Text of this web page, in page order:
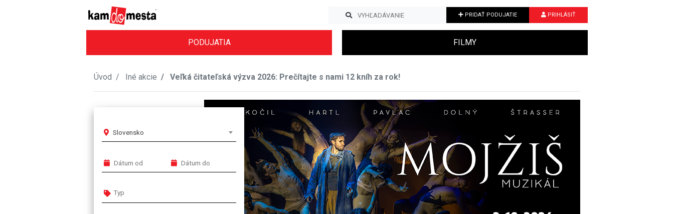
PRIDAŤ PODUJATIE PRIHLÁSIŤ
PODUJATIA FILMY
Úvod Iné akcie Veľká čitateľská výzva 2026: Prečítajte s nami 12 kníh za rok!
Slovensko
Previous